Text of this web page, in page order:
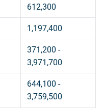
612,300
1,197,400
371,200 -
3,971,700
644,100 -
3,759,500